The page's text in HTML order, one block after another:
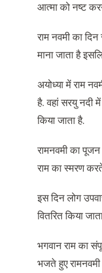
आत्मा को नष्ट
राम नवमी का
माना जाता है
अयोध्या में राम
है. वहां सरयु नदी
किया जाता है.
रामनवमी का
राम का स्मरण
इस दिन लोग
वितरित किया
भगवान राम का
भजते हुए रामनवमी